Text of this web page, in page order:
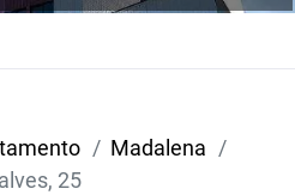
Madalena
25